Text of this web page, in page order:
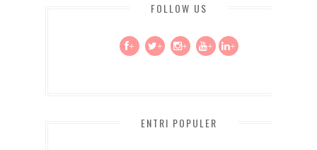
FOLLOW US
+ + + + +
ENTRI POPULER